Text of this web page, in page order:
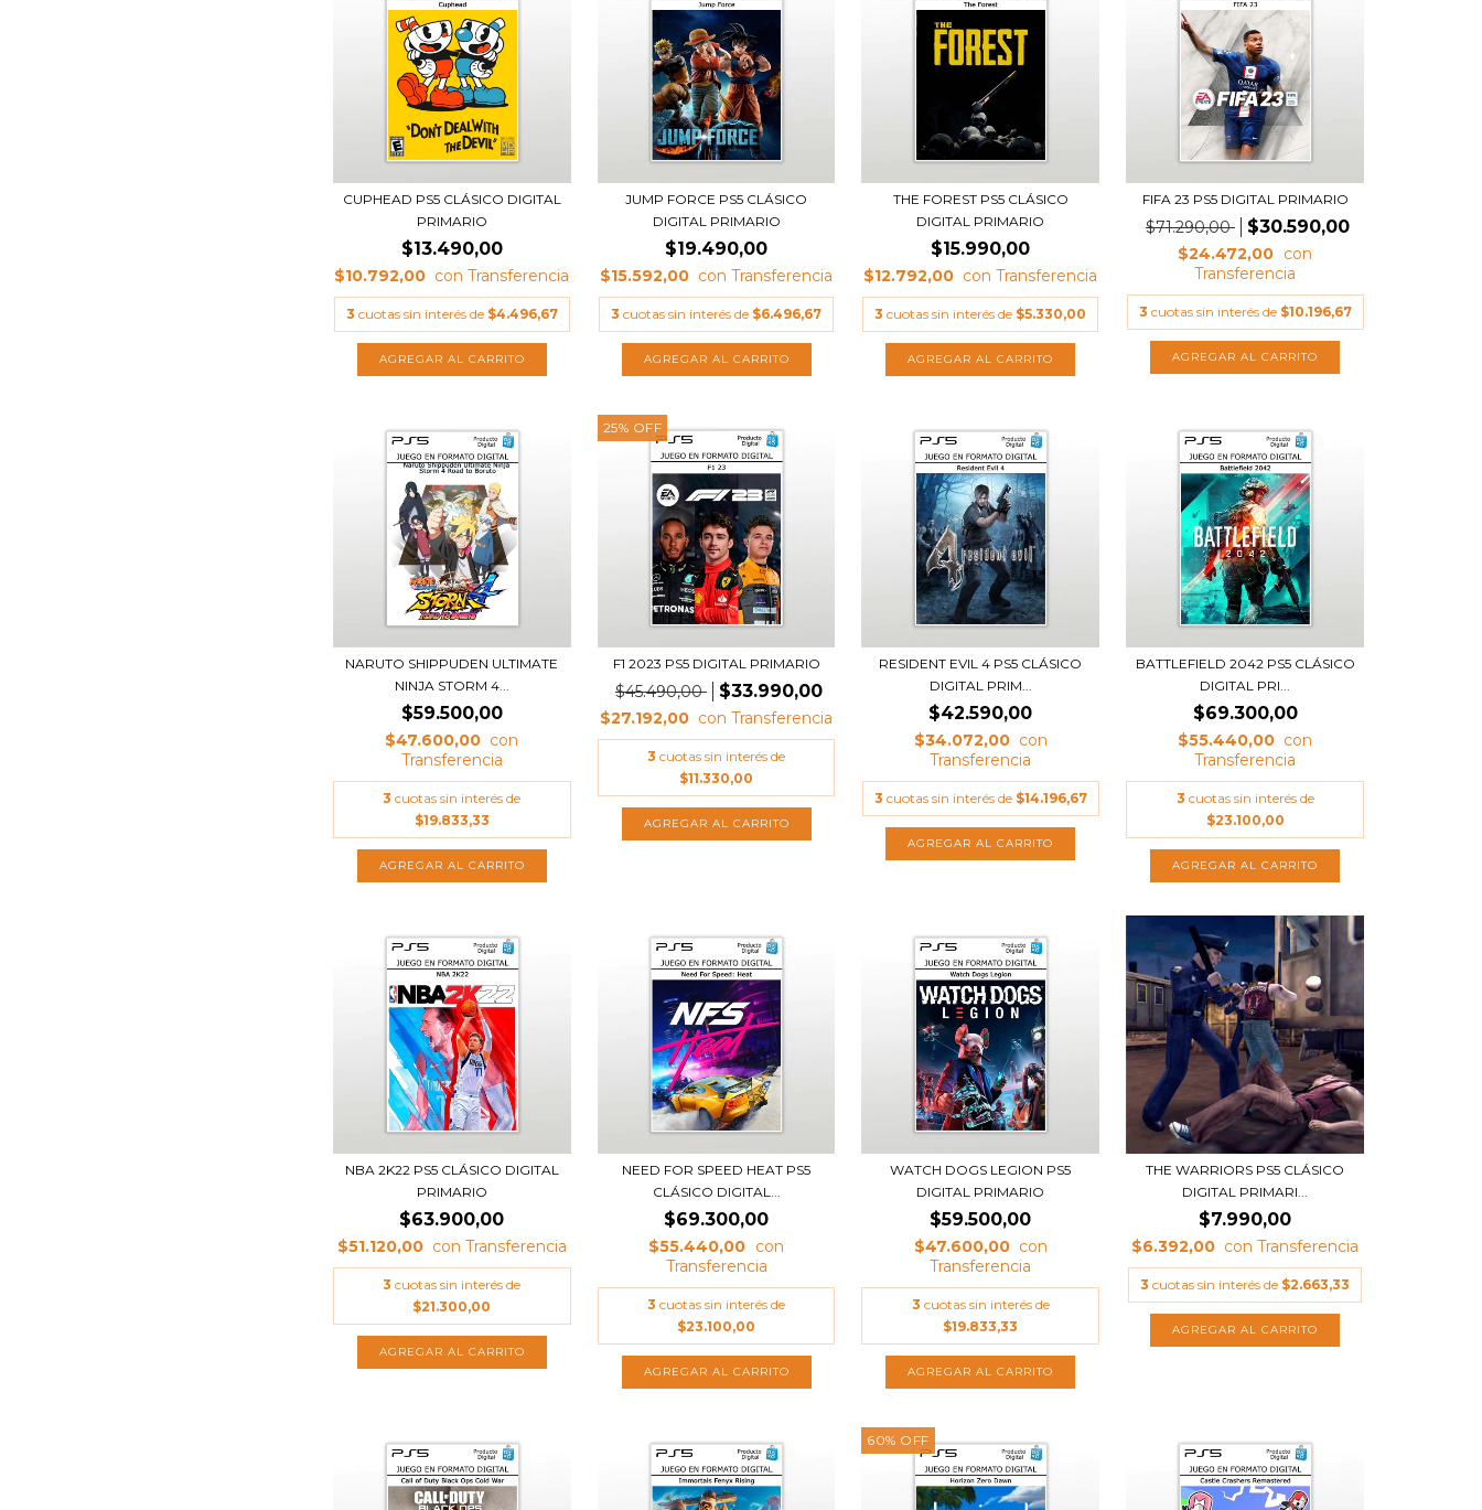
CUPHEAD PS5 CLÁSICO DIGITAL
PRIMARIO
$13.490,00
$10.792,00
3 cuotas sin interés de $4.496,67
JUMP FORCE PS5 CLÁSICO
DIGITAL PRIMARIO
$19.490,00
$15.592,00
3 cuotas sin interés de $6.496,67
THE FOREST PS5 CLÁSICO
DIGITAL PRIMARIO
$15.990,00
$12.792,00
3 cuotas sin interés de $5.330,00
FIFA 23 PS5 DIGITAL PRIMARIO
$71.290,00 $30.590,00
$24.472,00
3 cuotas sin interés de $10.196,67
NARUTO SHIPPUDEN ULTIMATE
NINJA STORM 4...
$59.500,00
$47.600,00
3 cuotas sin interés de
$19.833,33
25% OFF
F1 2023 PS5 DIGITAL PRIMARIO
$45.490,00 $33.990,00
$27.192,00
3 cuotas sin interés de
$11.330,00
RESIDENT EVIL 4 PS5 CLÁSICO
DIGITAL PRIM...
$42.590,00
$34.072,00
3 cuotas sin interés de $14.196,67
BATTLEFIELD 2042 PS5 CLÁSICO
DIGITAL PRI...
$69.300,00
$55.440,00
3 cuotas sin interés de
$23.100,00
NBA 2K22 PS5 CLÁSICO DIGITAL
PRIMARIO
$63.900,00
$51.120,00
3 cuotas sin interés de
$21.300,00
NEED FOR SPEED HEAT PS5
CLÁSICO DIGITAL...
$69.300,00
$55.440,00
3 cuotas sin interés de
$23.100,00
WATCH DOGS LEGION PS5
DIGITAL PRIMARIO
$59.500,00
$47.600,00
3 cuotas sin interés de
$19.833,33
THE WARRIORS PS5 CLÁSICO
DIGITAL PRIMARI...
$7.990,00
$6.392,00
3 cuotas sin interés de $2.663,33
60% OFF